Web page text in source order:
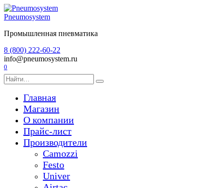
Перейти
к
Pneumosystem
Промышленная пневматика
8 (800) 222-60-22
info@pneumosystem.ru
0
Search
for:
Главная
Магазин
О компании
Прайс-лист
Производители
Camozzi
Festo
Univer